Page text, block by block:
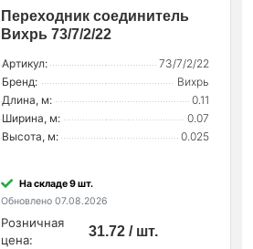
Переходник соединитель
Вихрь 73/7/2/22
Артикул:
73/7/2/22
Бренд:
Вихрь
Длина, м:
0.11
Ширина, м:
0.07
Высота, м:
0.025
На складе 9 шт.
Обновлено 07.08.2026
Розничная
цена:
31.72 / шт.